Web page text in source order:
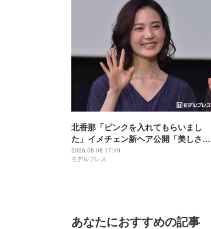
北香那「ピンクを入れてもらいまし
た」イメチェン新ヘア公開「美しさ増
し増し」「おしゃれ」と反響
2026.08.08 17:19
モデルプレス
あなたにおすすめの記事